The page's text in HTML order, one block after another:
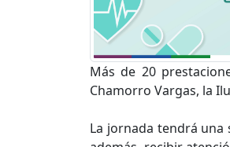
Más de 20
Chamorro Vargas, la
La jornada tendrá